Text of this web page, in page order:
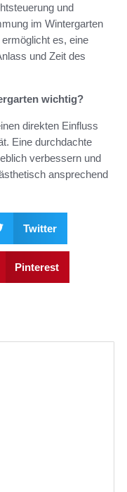
und
im Wintergarten
es, eine
und Zeit des
wichtig?
direkten Einfluss
Eine durchdachte
verbessern und
ansprechend
Twitter
Pinterest